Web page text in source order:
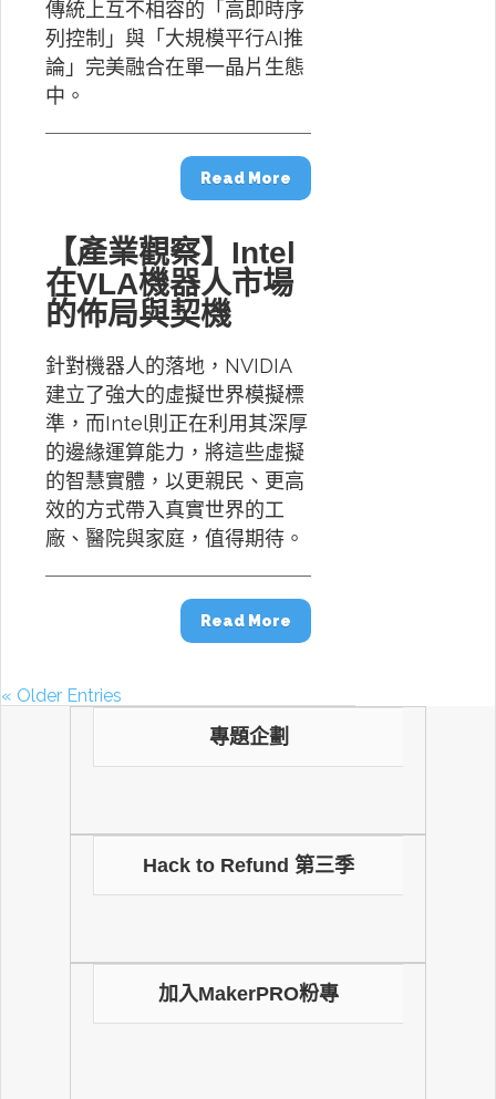
傳統上互不相容的「高即時序
列控制」與「大規模平行AI推
論」完美融合在單一晶片生態
中。
Read More
【產業觀察】Intel
在VLA機器人市場
的佈局與契機
針對機器人的落地，NVIDIA
建立了強大的虛擬世界模擬標
準，而Intel則正在利用其深厚
的邊緣運算能力，將這些虛擬
的智慧實體，以更親民、更高
效的方式帶入真實世界的工
廠、醫院與家庭，值得期待。
Read More
« Older Entries
專題企劃
Hack to Refund 第三季
加入MakerPRO粉專